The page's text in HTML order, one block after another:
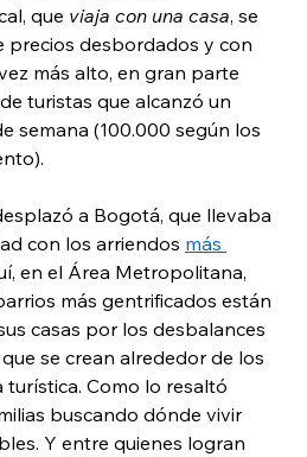
que viaja con una casa, se
precios desbordados y con
más alto, en gran parte
turistas que alcanzó un
semana (100.000 según los
a Bogotá, que llevaba
con los arriendos más
en el Área Metropolitana,
más gentrificados están
casas por los desbalances
se crean alrededor de los
Como lo resaltó
buscando dónde vivir
Y entre quienes logran